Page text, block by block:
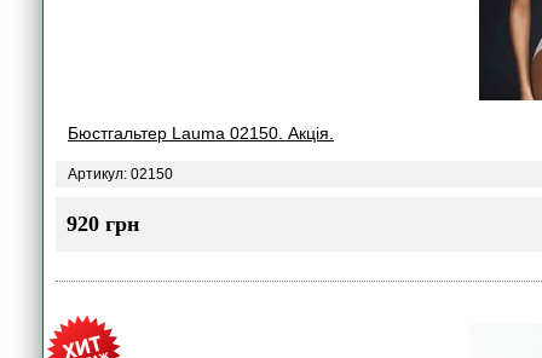
Бюстгальтер Lauma 02150. Акція.
Артикул: 02150
920 грн